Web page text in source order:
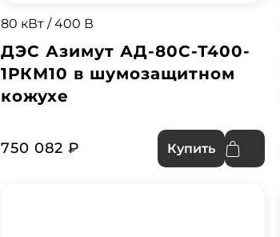
80 кВт / 400 В
ДЭС Азимут АД-80С-Т400-
1РКМ10 в шумозащитном
кожухе
750 082 ₽ Купить